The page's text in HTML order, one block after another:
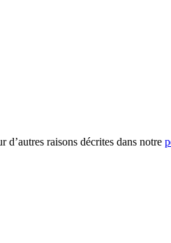
raisons décrites dans notre